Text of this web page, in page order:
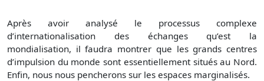
Après avoir analysé le processus complexe
d’internationalisation des échanges qu’est la
mondialisation, il faudra montrer que les grands centres
d’impulsion du monde sont essentiellement situés au Nord.
Enfin, nous nous pencherons sur les espaces marginalisés.